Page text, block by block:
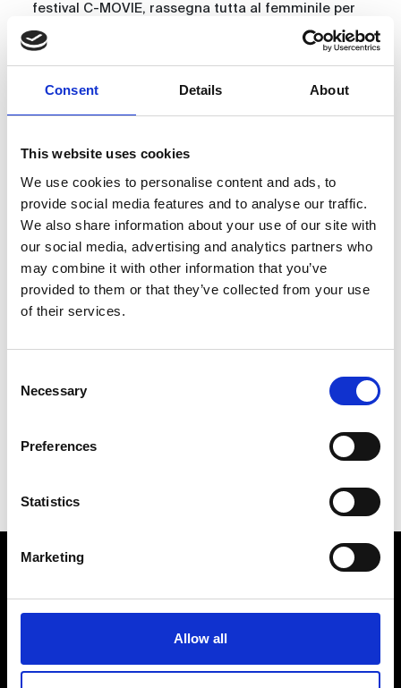
Consent Details About
This website uses cookies
We use cookies to personalise content and ads, to
provide social media features and to analyse our traffic.
We also share information about your use of our site with
our social media, advertising and analytics partners who
may combine it with other information that you’ve
provided to them or that they’ve collected from your use
of their services.
Selection
Necessary
Preferences
Statistics
Marketing
Allow all
festival C-MOVIE, rassegna tutta al femminile per
attraverso il cinema.
tre autrici che hanno conosciuto e raccontato il
regista dentro e fuori dal set:
Castoldi),
Sonia Schoonejans
Rosita Copioli(poetessa, scrittrice).
direzione artistica della regista e distributrice
Emanuela Piovanoe realizzato con la
collaborazione dell’Assemblea legislativa della
Regione Emilia-Romagna e del Comune di Rimini.
Leggi il programma completo